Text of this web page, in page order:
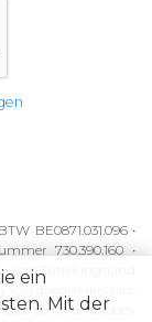
BE0871.031.096 •
730.390.160 •
Das Zuteilungsland
Verhaltenskodex
ein
Mit der